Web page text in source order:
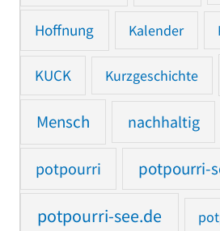
Hoffnung Kalender
KUCK Kurzgeschichte
Mensch nachhaltig
potpourri potpourri-
potpourri-see.de